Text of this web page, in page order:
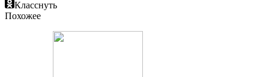
Класснуть
Похожее
ГДЕ ПРОХОДЯТ